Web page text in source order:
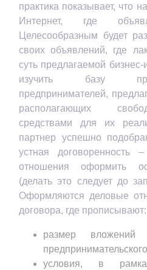
практика показывает, что
Интернет, где
Целесообразным будет
своих объявлений, где
суть предлагаемой
изучить базу
предпринимателей,
располагающих
средствами для их
партнер успешно
устная договоренность
отношения оформить
(делать это следует до
Оформляются деловые
договора, где прописывают:
размер
условия, в